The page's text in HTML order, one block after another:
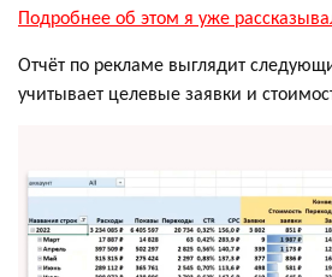
Подробнее об этом я уже
Отчёт по рекламе выглядит
учитывает целевые заявки и